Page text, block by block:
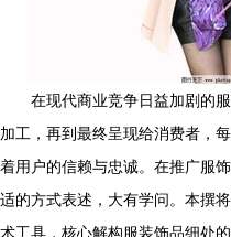
在现代商业竞争日益加剧的
加工，再到最终呈现给消费者，
着用户的信赖与忠诚。在推广服
适的方式表述，大有学问。本撰
术工具，核心解构服装饰品细处的